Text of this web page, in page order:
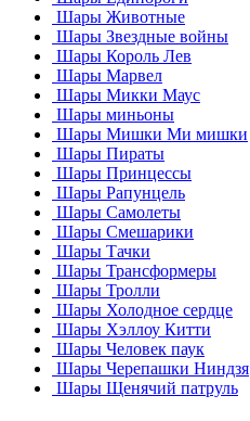
Шары Животные
Шары Звездные войны
Шары Король Лев
Шары Марвел
Шары Микки Маус
Шары миньоны
Шары Мишки Ми мишки
Шары Пираты
Шары Принцессы
Шары Рапунцель
Шары Самолеты
Шары Смешарики
Шары Тачки
Шары Трансформеры
Шары Тролли
Шары Холодное сердце
Шары Хэллоу Китти
Шары Человек паук
Шары Черепашки Ниндзя
Шары Щенячий патруль